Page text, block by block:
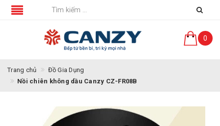
0
Trang chủ
Đồ Gia Dụng
Nồi chiên không dầu Canzy CZ-FR08B